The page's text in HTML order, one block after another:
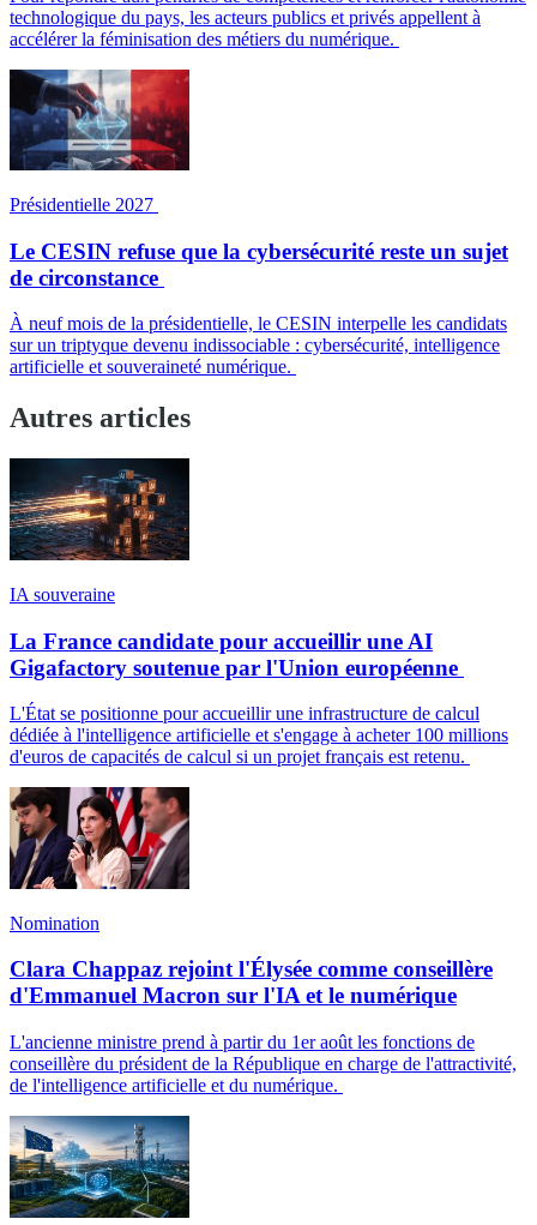
technologique du pays, les acteurs publics et privés appellent à
accélérer la féminisation des métiers du numérique.
Présidentielle 2027
Le CESIN refuse que la cybersécurité reste un sujet
de circonstance
À neuf mois de la présidentielle, le CESIN interpelle les candidats
sur un triptyque devenu indissociable : cybersécurité, intelligence
artificielle et souveraineté numérique.
Autres articles
IA souveraine
La France candidate pour accueillir une AI
Gigafactory soutenue par l'Union européenne
L'État se positionne pour accueillir une infrastructure de calcul
dédiée à l'intelligence artificielle et s'engage à acheter 100 millions
d'euros de capacités de calcul si un projet français est retenu.
Nomination
Clara Chappaz rejoint l'Élysée comme conseillère
d'Emmanuel Macron sur l'IA et le numérique
L'ancienne ministre prend à partir du 1er août les fonctions de
conseillère du président de la République en charge de l'attractivité,
de l'intelligence artificielle et du numérique.